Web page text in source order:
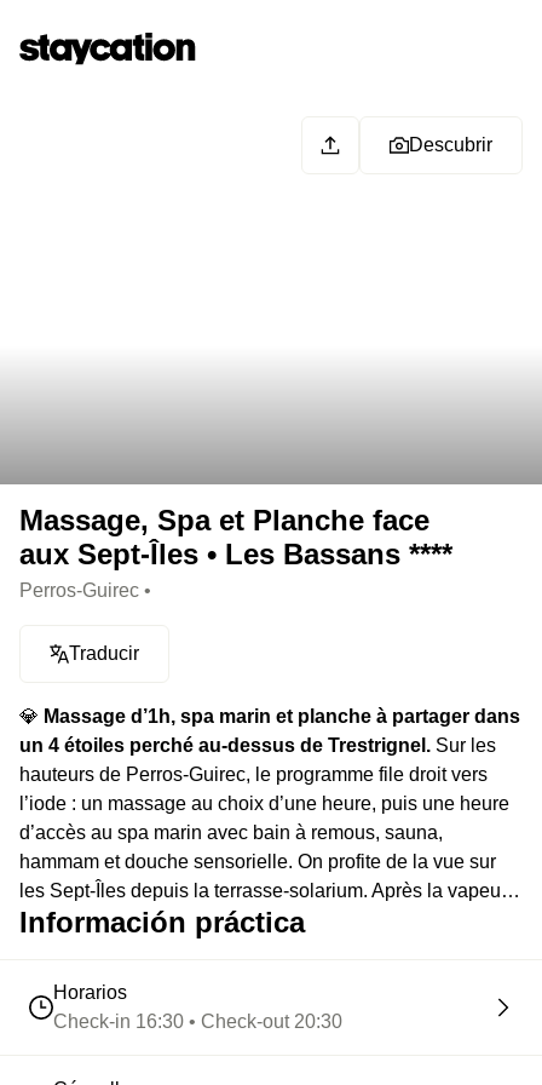
Descubrir
Massage, Spa et Planche face
aux Sept-Îles • Les Bassans ****
Perros-Guirec •
Traducir
💎 Massage d’1h, spa marin et planche à partager dans
un 4 étoiles perché au-dessus de Trestrignel. Sur les
hauteurs de Perros-Guirec, le programme file droit vers
l’iode : un massage au choix d’une heure, puis une heure
d’accès au spa marin avec bain à remous, sauna,
hammam et douche sensorielle. On profite de la vue sur
les Sept-Îles depuis la terrasse-solarium. Après la vapeur,
place à une planche mixte et une bouteille de vin
Información práctica
Horarios
Check-in 16:30 • Check-out 20:30